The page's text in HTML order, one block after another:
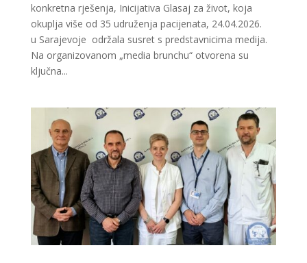
konkretna rješenja, Inicijativa Glasaj za život, koja
okuplja više od 35 udruženja pacijenata, 24.04.2026.
u Sarajevoje održala susret s predstavnicima medija.
Na organizovanom „media brunchu“ otvorena su
ključna...